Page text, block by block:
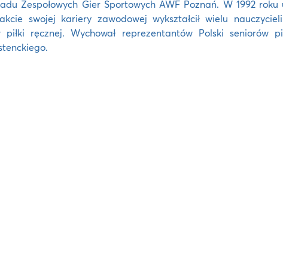
Zespołowych Gier Sportowych AWF Poznań. W 1992 roku
swojej kariery zawodowej wykształcił wielu
piłki ręcznej. Wychował reprezentantów Polski seniorów